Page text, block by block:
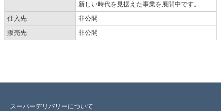
新しい時代を見据えた事業を展開中です。
仕入先
非公開
販売先
非公開
スーパーデリバリーについて